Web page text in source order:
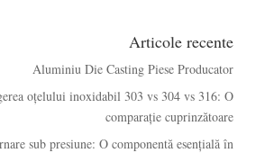
Articole recente
Aluminiu Die Casting Piese Producator
oțelului inoxidabil 303 vs 304 vs 316: O
comparație cuprinzătoare
sub presiune: O componentă esențială în